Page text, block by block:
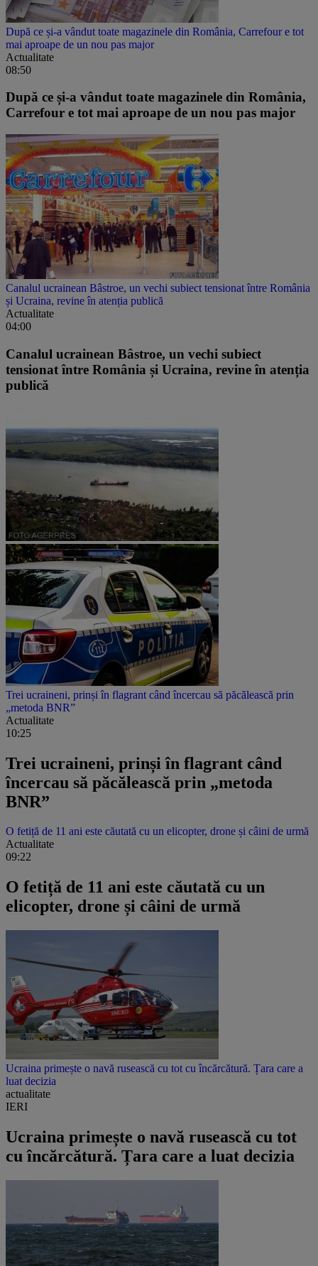
După ce și-a vândut toate magazinele din România, Carrefour e tot
mai aproape de un nou pas major
Actualitate
08:50
După ce și-a vândut toate magazinele din România,
Carrefour e tot mai aproape de un nou pas major
Canalul ucrainean Bâstroe, un vechi subiect tensionat între România
și Ucraina, revine în atenția publică
Actualitate
04:00
Canalul ucrainean Bâstroe, un vechi subiect
tensionat între România și Ucraina, revine în atenția
publică
Trei ucraineni, prinși în flagrant când încercau să păcălească prin
„metoda BNR”
Actualitate
10:25
Trei ucraineni, prinși în flagrant când
încercau să păcălească prin „metoda
BNR”
O fetiță de 11 ani este căutată cu un elicopter, drone și câini de urmă
Actualitate
09:22
O fetiță de 11 ani este căutată cu un
elicopter, drone și câini de urmă
Ucraina primește o navă rusească cu tot cu încărcătură. Țara care a
luat decizia
actualitate
IERI
Ucraina primește o navă rusească cu tot
cu încărcătură. Țara care a luat decizia